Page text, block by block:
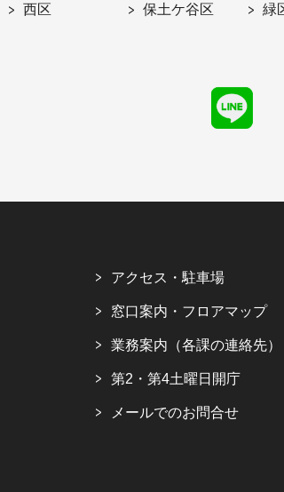
西区 保土ケ谷区 緑
アクセス・駐車場
窓口案内・フロアマップ
業務案内（各課の連絡先）
第2・第4土曜日開庁
メールでのお問合せ